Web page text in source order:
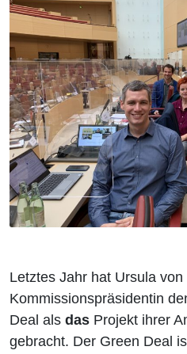
Letztes Jahr hat Ursula
Kommissionspräsidentin
Deal als das Projekt ihrer
gebracht. Der Green Deal